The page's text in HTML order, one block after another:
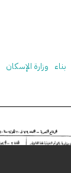
بناء وزارة الإسكان